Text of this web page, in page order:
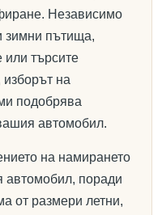
Независимо
зимни пътища,
или търсите
изборът на
подобрява
автомобил.
на намирането
автомобил, поради
от размери летни,